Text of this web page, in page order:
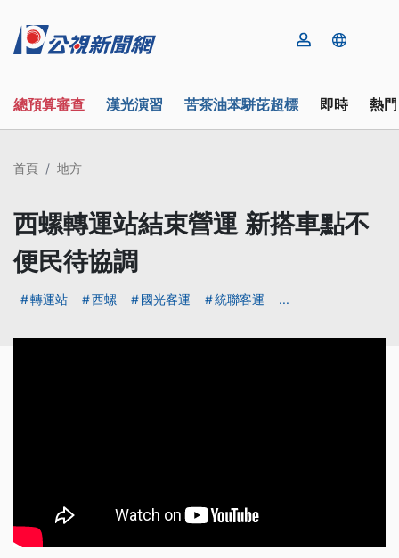
總預算審查 漢光演習 苦茶油苯駢芘超標 即時 熱
首頁 地方
西螺轉運站結束營運 新搭車點不
便民待協調
轉運站 西螺 國光客運 統聯客運 ...